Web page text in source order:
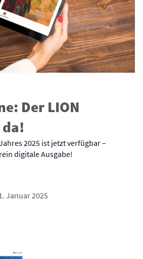
Der LION
2025 ist jetzt verfügbar –
digitale Ausgabe!
Januar 2025